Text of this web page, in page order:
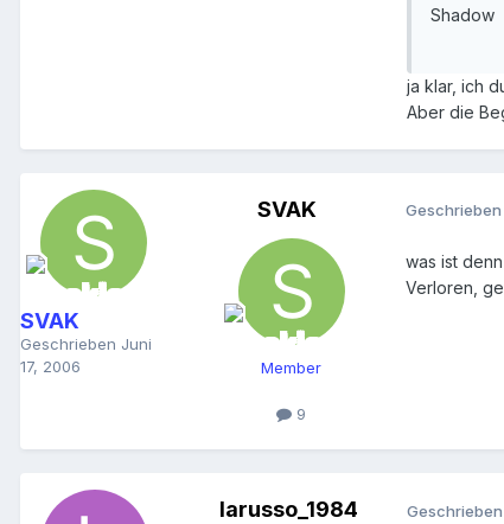
Shadow
ja klar, ich
Aber die
SVAK
Geschrieben Juni
17, 2006
SVAK
Member
9
Geschrieben
was ist
Verloren,
larusso_1984